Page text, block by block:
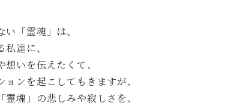
「霊魂」は、
達に、
いを伝えたくて、
ンを起こしてもきますが、
魂」の悲しみや寂しさを、